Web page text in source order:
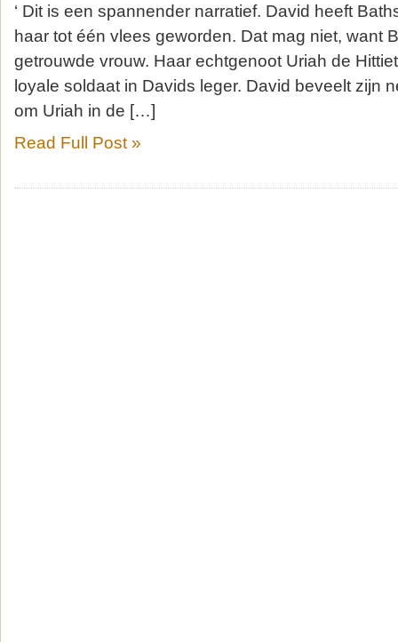
‘ Dit is een spannender narratief. David heeft
haar tot één vlees geworden. Dat mag niet, want
getrouwde vrouw. Haar echtgenoot Uriah de
loyale soldaat in Davids leger. David beveelt zijn
om Uriah in de […]
Read Full Post »